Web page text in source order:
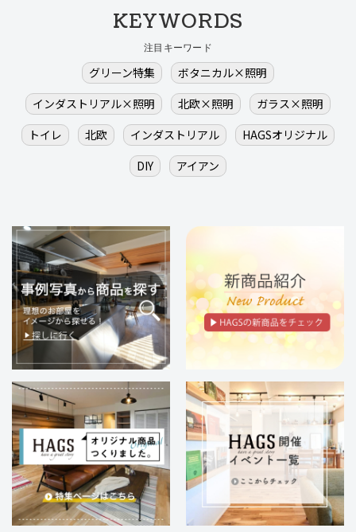
KEYWORDS
注目キーワード
グリーン特集
ボタニカル×照明
インダストリアル×照明
北欧×照明
ガラス×照明
トイレ
北欧 インダストリアル
HAGSオリジナル
DIY
アイアン